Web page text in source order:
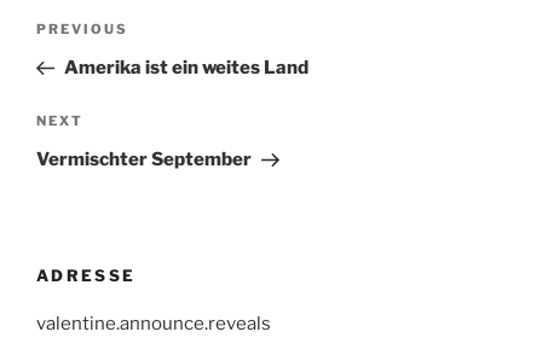
Previous
Post
PREVIOUS
Amerika ist ein weites Land
Next
Post
NEXT
Vermischter September
ADRESSE
valentine.announce.reveals